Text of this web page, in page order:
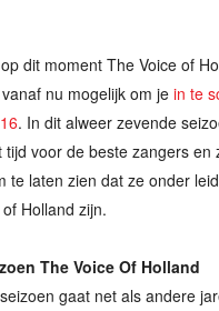
dit moment The Voice of
nu mogelijk om jein te
. In dit alweer zevende
tijd voor de beste zangers en
te laten zien dat ze onder
Holland zijn.
The Voice Of Holland
gaat net als andere